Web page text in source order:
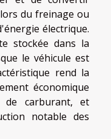
du freinage ou
électrique.
stockée dans la
le véhicule est
rend la
économique
de carburant, et
notable des